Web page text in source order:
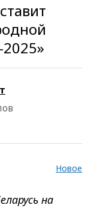
Новое
на